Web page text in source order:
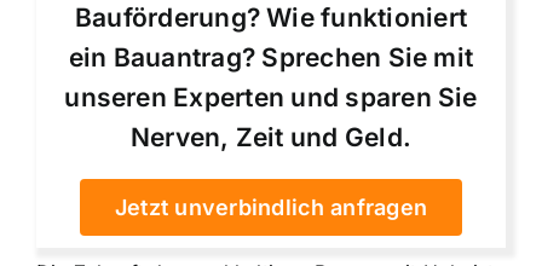
Bauförderung? Wie funktioniert
ein Bauantrag? Sprechen Sie mit
unseren Experten und sparen Sie
Nerven, Zeit und Geld.
Jetzt unverbindlich anfragen